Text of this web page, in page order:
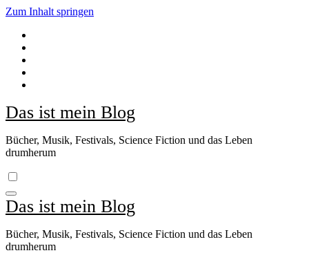
Zum Inhalt springen
Das ist mein Blog
Bücher, Musik, Festivals, Science Fiction und das Leben
drumherum
Das ist mein Blog
Bücher, Musik, Festivals, Science Fiction und das Leben
drumherum